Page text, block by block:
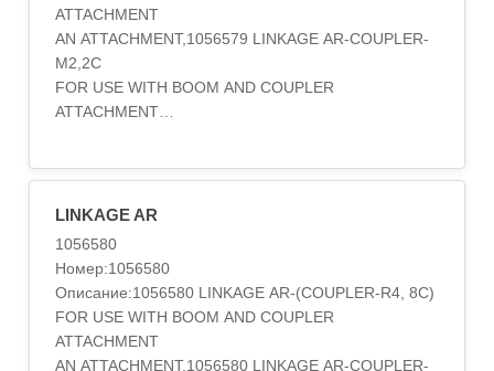
S/N 2ZM1-UP; 5YM1-UP
3.2M (10.5FT) STICK. MANUALLY OPERATED QUICK
ATTACHMENT
AN ATTACHMENT,1056579 LINKAGE AR-COUPLER-
M2,2C
FOR USE WITH BOOM AND COUPLER
ATTACHMENT
MANUALLY OPERATED QUICK COUPLER, C-FAMILY.
3.2M (10.5FT) STICK
MANUALLY OPERATED QUICK COUPLER, C-FAMILY.
LINKAGE AR
1056580
Номер:1056580
Описание:1056580 LINKAGE AR-(COUPLER-R4, 8C)
FOR USE WITH BOOM AND COUPLER
ATTACHMENT
AN ATTACHMENT,1056580 LINKAGE AR-COUPLER-